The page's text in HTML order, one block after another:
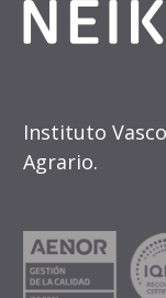
Instituto
Agrario.